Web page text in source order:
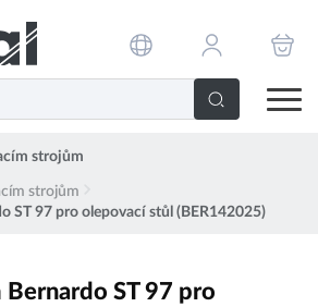
strojům
strojům
ST 97 pro olepovací stůl (BER142025)
ST 97 pro